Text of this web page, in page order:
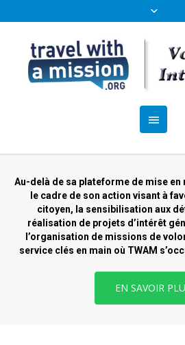
Au-delà de sa plateforme de mise
le cadre de son action visant à
citoyen, la sensibilisation aux
réalisation de projets d’intérêt
l’organisation de missions de
service clés en main où TWAM
EN SAVOIR